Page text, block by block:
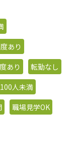
あり
あり
転勤なし
人未満
職場見学OK